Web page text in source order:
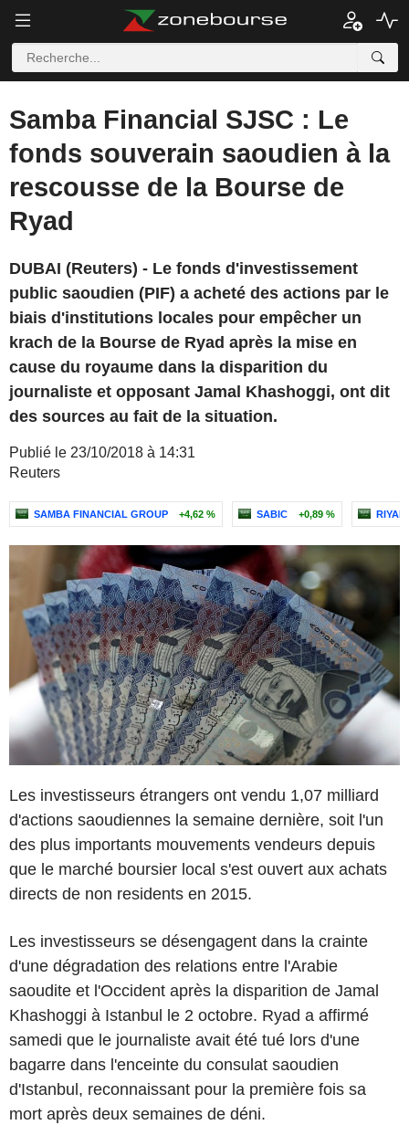
Samba Financial SJSC : Le
fonds souverain saoudien à la
rescousse de la Bourse de
Ryad
DUBAI (Reuters) - Le fonds d'investissement
public saoudien (PIF) a acheté des actions par le
biais d'institutions locales pour empêcher un
krach de la Bourse de Ryad après la mise en
cause du royaume dans la disparition du
journaliste et opposant Jamal Khashoggi, ont dit
des sources au fait de la situation.
Publié le 23/10/2018 à 14:31
Reuters
SAMBA FINANCIAL GROUP +4,62 % SABIC +0,89 %
Les investisseurs étrangers ont vendu 1,07 milliard
d'actions saoudiennes la semaine dernière, soit l'un
des plus importants mouvements vendeurs depuis
que le marché boursier local s'est ouvert aux achats
directs de non residents en 2015.
Les investisseurs se désengagent dans la crainte
d'une dégradation des relations entre l'Arabie
saoudite et l'Occident après la disparition de Jamal
Khashoggi à Istanbul le 2 octobre. Ryad a affirmé
samedi que le journaliste avait été tué lors d'une
bagarre dans l'enceinte du consulat saoudien
d'Istanbul, reconnaissant pour la première fois sa
mort après deux semaines de déni.